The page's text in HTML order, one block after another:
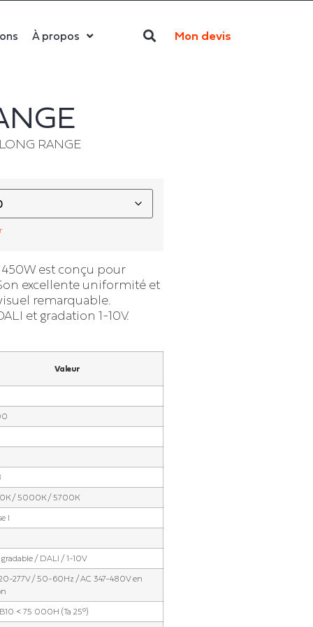
À propos
Actualités
Politique RSE
Mon devis
RANGE
450W est conçu pour
excellente uniformité et
remarquable.
et gradation 1-10V.
Valeur
/ 5000K / 5700K
I
/ DALI / 1-10V
277V / 50-60Hz / AC 347-480V en
< 75 000H (Ta 25°)